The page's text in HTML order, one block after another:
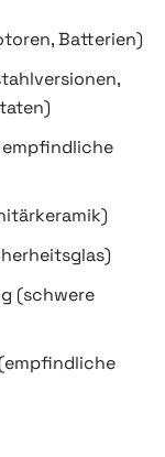
Batterien)
empfindliche
(schwere